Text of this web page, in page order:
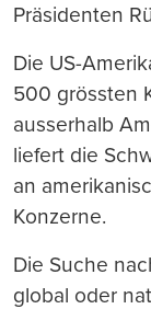
Präsidenten
Die US-
500 grössten
ausserhalb
liefert die
an
Konzerne.
Die Suche
global oder